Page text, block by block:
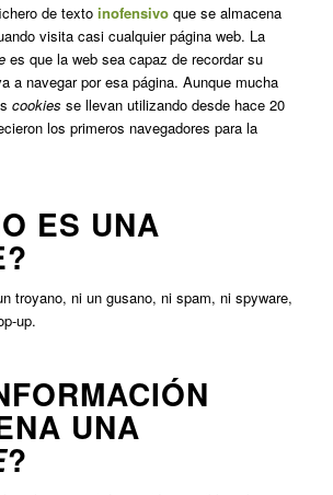
de texto inofensivoque se almacena
visita casi cualquier página web. La
es que la web sea capaz de recordar su
a navegar por esa página. Aunque mucha
cookies se llevan utilizando desde hace 20
los primeros navegadores para la
ES UNA
troyano, ni un gusano, ni spam, ni spyware,
up.
UNA
?